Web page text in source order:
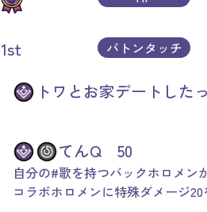
1st バトンタッチ
トワとお家デートし
てんQ 50
自分の#歌を持つバックホロメン
コラボホロメンに特殊ダメージ